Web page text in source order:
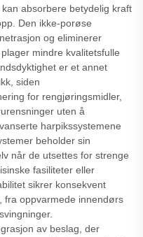
absorbere betydelig kraft
Den ikke-porøse
og eliminerer
mindre kvalitetsfulle
er et annet
siden
for rengjøringsmidler,
uten å
harpikssystemene
beholder sin
når de utsettes for strenge
fasiliteter eller
sikrer konsekvent
fra oppvarmede innendørs
av beslag, der